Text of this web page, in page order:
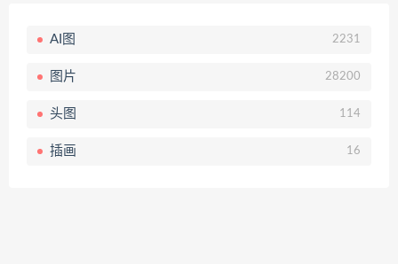
AI图 2231
图片 28200
头图 114
插画 16